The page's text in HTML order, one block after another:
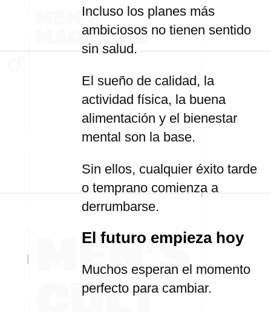
Incluso los planes más
ambiciosos no tienen sentido
sin salud.
El sueño de calidad, la
actividad física, la buena
alimentación y el bienestar
mental son la base.
Sin ellos, cualquier éxito tarde
o temprano comienza a
derrumbarse.
El futuro empieza hoy
Muchos esperan el momento
perfecto para cambiar.